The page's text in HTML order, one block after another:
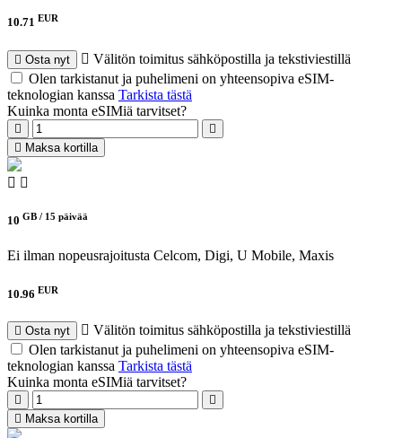
10.71 EUR
Osta nyt
Välitön toimitus sähköpostilla ja tekstiviestillä
Olen tarkistanut ja puhelimeni on yhteensopiva eSIM-
teknologian kanssa Tarkista tästä
Kuinka monta eSIMiä tarvitset?
Maksa kortilla
10 GB / 15 päivää
Ei ilman nopeusrajoitusta Celcom, Digi, U Mobile, Maxis
10.96 EUR
Osta nyt
Välitön toimitus sähköpostilla ja tekstiviestillä
Olen tarkistanut ja puhelimeni on yhteensopiva eSIM-
teknologian kanssa Tarkista tästä
Kuinka monta eSIMiä tarvitset?
Maksa kortilla